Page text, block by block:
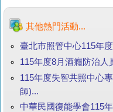
其他熱門活動...
臺北市照管中心115年
115年度8月酒癮防治人
115年度失智共照中心
師)...
中華民國復能學會115